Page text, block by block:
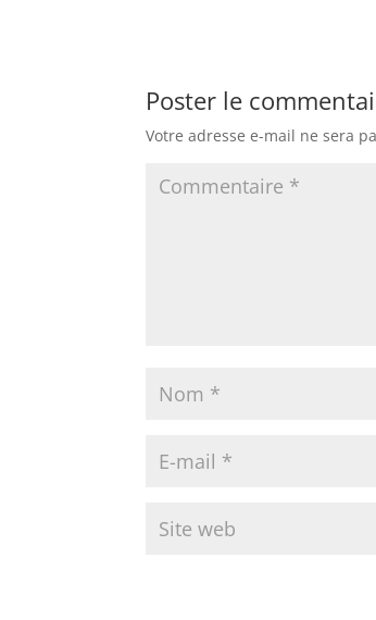
Poster le
Votre adresse e-mail ne sera